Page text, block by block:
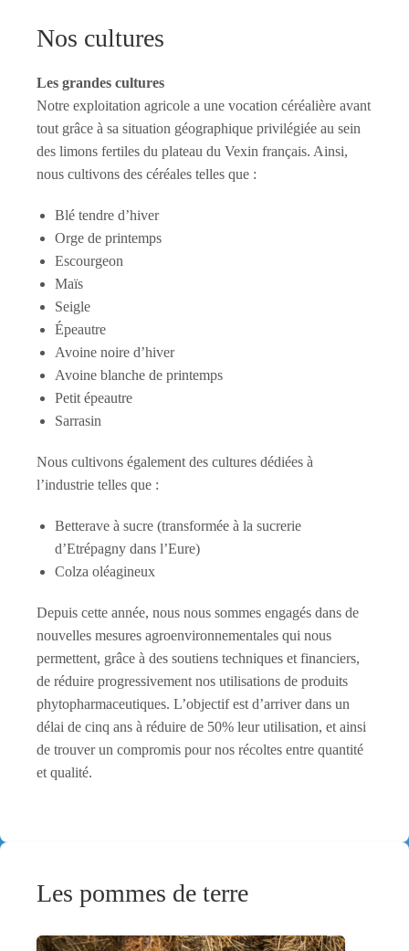
Nos cultures
Les grandes cultures
Notre exploitation agricole a une vocation céréalière avant
tout grâce à sa situation géographique privilégiée au sein
des limons fertiles du plateau du Vexin français. Ainsi,
nous cultivons des céréales telles que :
Blé tendre d’hiver
Orge de printemps
Escourgeon
Maïs
Seigle
Épeautre
Avoine noire d’hiver
Avoine blanche de printemps
Petit épeautre
Sarrasin
Nous cultivons également des cultures dédiées à
l’industrie telles que :
Betterave à sucre (transformée à la sucrerie
d’Etrépagny dans l’Eure)
Colza oléagineux
Depuis cette année, nous nous sommes engagés dans de
nouvelles mesures agroenvironnementales qui nous
permettent, grâce à des soutiens techniques et financiers,
de réduire progressivement nos utilisations de produits
phytopharmaceutiques. L’objectif est d’arriver dans un
délai de cinq ans à réduire de 50% leur utilisation, et ainsi
de trouver un compromis pour nos récoltes entre quantité
et qualité.
Les pommes de terre